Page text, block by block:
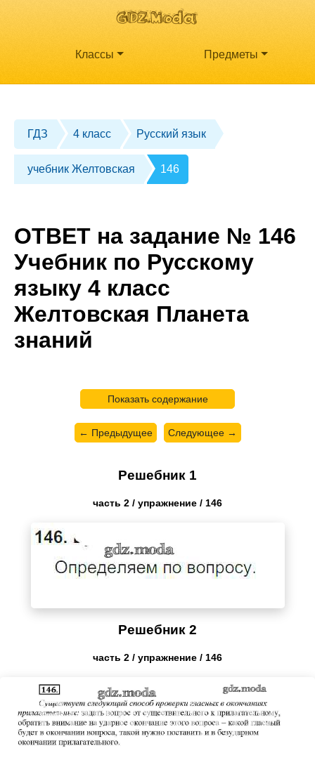
Классы Предметы
ГДЗ 4 класс Русский язык
учебник Желтовская 146
ОТВЕТ на задание № 146
Учебник по Русскому
языку 4 класс
Желтовская Планета
знаний
Показать содержание
← Предыдущее Следующее →
Решебник 1
часть 2 / упражнение / 146
Решебник 2
часть 2 / упражнение / 146